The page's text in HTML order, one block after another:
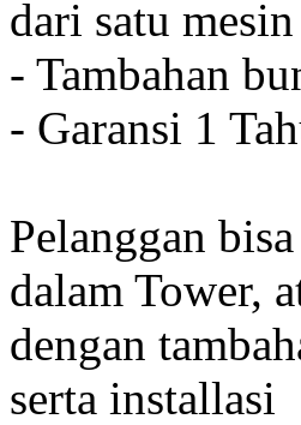
dari satu
- Tambahan
- Garansi 1
Pelanggan
dalam Tower,
dengan
serta installasi